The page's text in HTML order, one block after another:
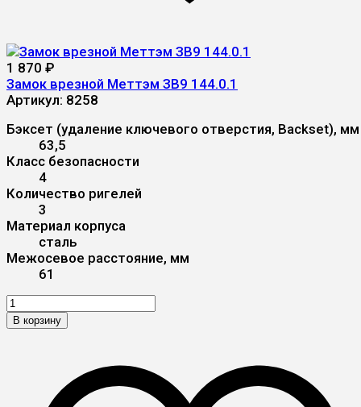
1 870 ₽
Замок врезной Меттэм ЗВ9 144.0.1
Артикул: 8258
Бэксет (удаление ключевого отверстия, Backset), мм
63,5
Класс безопасности
4
Количество ригелей
3
Материал корпуса
сталь
Межосевое расстояние, мм
61
В корзину